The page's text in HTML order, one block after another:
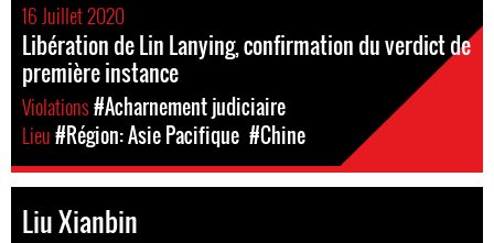
16 Juillet 2020
Libération de Lin Lanying, confirmation du verdict de
première instance
Violations#Acharnement judiciaire
Lieu#Région: Asie Pacifique #Chine
Liu Xianbin